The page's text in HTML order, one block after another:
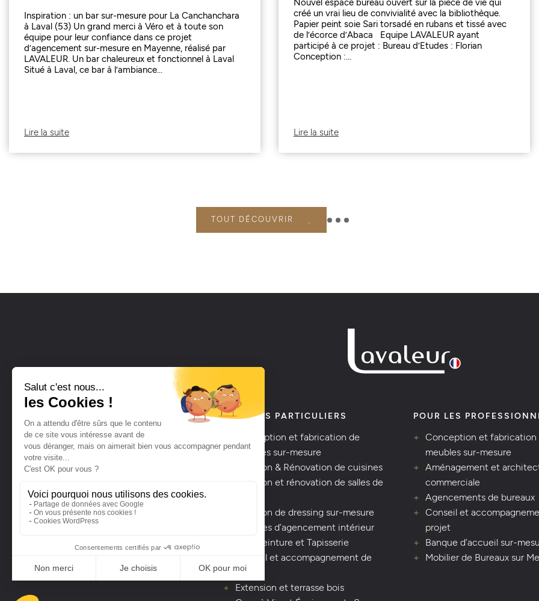
Inspiration : un bar sur-mesure pour La Canchanchara
à Laval (53) Un grand merci à Véro et à toute son
équipe pour leur confiance dans ce projet
d’agencement sur-mesure en Mayenne, réalisé par
LAVALEUR. Un bar chaleureux et fonctionnel à Laval
Situé à Laval, ce bar à l’ambiance...
Lire la suite
Nouvel espace bureau ouvert sur la pièce de vie qui
créé un vrai lieu de convivialité avec la bibliothèque.
Papier peint soie Sari torsadé en rubans et tissé avec
de l’écorce d’Abaca Equipe LAVALEUR ayant
participé à ce projet : Bureau d’Etudes : Florian
Conception :...
Lire la suite
TOUT DÉCOUVRIR
Bellevue
53250 Le Ham
POUR LES PARTICULIERS
Conception et fabrication de
meubles sur-mesure
Création & Rénovation de cuisines
Création et rénovation de salles de
Création de dressing sur-mesure
Services d’agencement intérieur
Sols, Peinture et Tapisserie
Conseil et accompagnement de
projet
Extension et terrasse bois
POUR LES
Conception et fabrication
meubles sur-mesure
Aménagement et
commerciale
Agencements de bureaux
Conseil et
projet
Banque d’accueil sur-
Mobilier de Bureaux sur